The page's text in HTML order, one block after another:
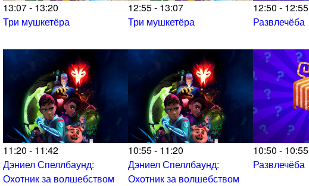
13:07 - 13:20
Три мушкетёра
12:55 - 13:07
Три мушкетёра
12:50 - 12:55
Развлечёба
11:20 - 11:42
Дэниел Спеллбаунд:
Охотник за волшебством
10:55 - 11:20
Дэниел Спеллбаунд:
Охотник за волшебством
10:50 - 10:55
Развлечёба